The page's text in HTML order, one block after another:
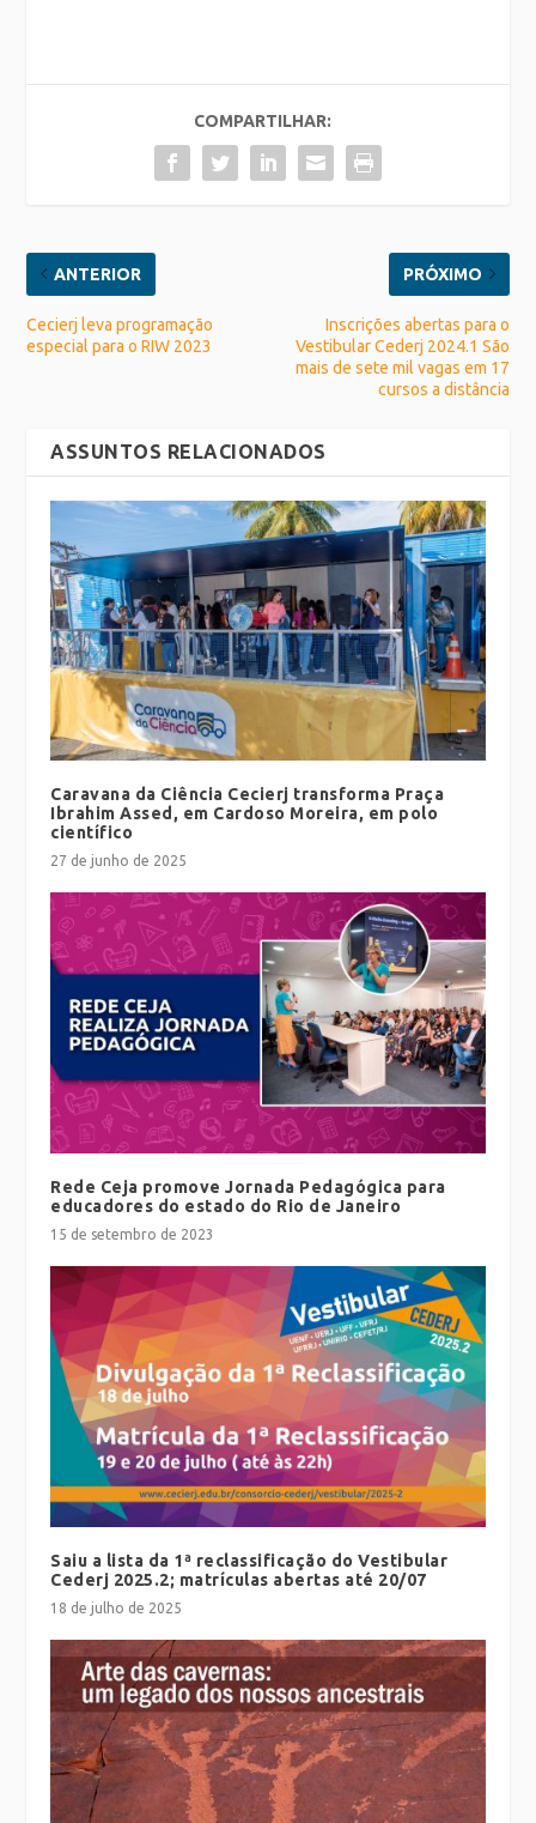
COMPARTILHAR:
ANTERIOR
Cecierj leva programação
especial para o RIW 2023
PRÓXIMO
Inscrições abertas para o
Vestibular Cederj 2024.1 São
mais de sete mil vagas em 17
cursos a distância
ASSUNTOS RELACIONADOS
Caravana da Ciência Cecierj transforma Praça
Ibrahim Assed, em Cardoso Moreira, em polo
científico
27 de junho de 2025
Rede Ceja promove Jornada Pedagógica para
educadores do estado do Rio de Janeiro
15 de setembro de 2023
Saiu a lista da 1ª reclassificação do Vestibular
Cederj 2025.2; matrículas abertas até 20/07
18 de julho de 2025